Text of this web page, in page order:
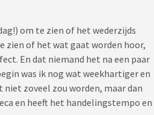
om te zien of het wederzijds
zien of het wat gaat worden hoor,
En dat niemand het na een paar
was ik nog wat weekhartiger en
niet zoveel zou worden, maar dan
en heeft het handelingstempo en